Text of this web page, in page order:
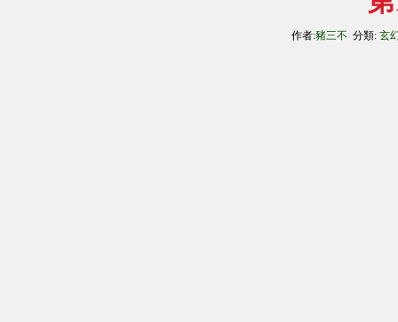
作者:豬三不 分類: 玄